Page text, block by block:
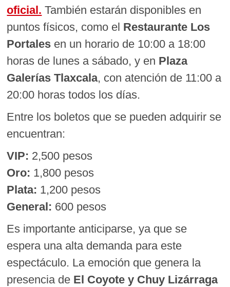
oficial. También estarán disponibles en
puntos físicos, como el Restaurante Los
Portales en un horario de 10:00 a 18:00
horas de lunes a sábado, y en Plaza
Galerías Tlaxcala, con atención de 11:00 a
20:00 horas todos los días.
Entre los boletos que se pueden adquirir se
encuentran:
VIP: 2,500 pesos
Oro: 1,800 pesos
Plata: 1,200 pesos
General: 600 pesos
Es importante anticiparse, ya que se
espera una alta demanda para este
espectáculo. La emoción que genera la
presencia de El Coyote y Chuy Lizárraga